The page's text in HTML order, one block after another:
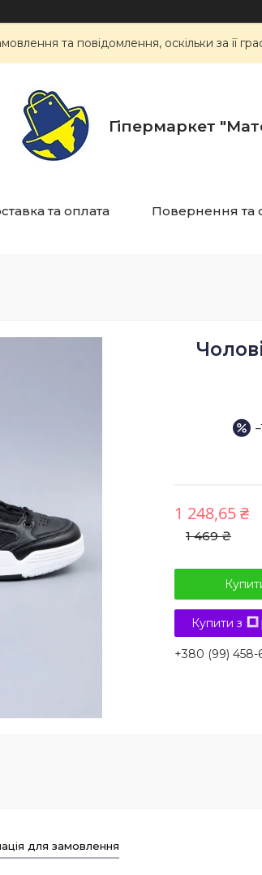
та повідомлення, оскільки за її
Гіпермаркет
та оплата Повернення та
1 469 ₴
1 248,65 ₴
Купити з
+380 (99) 458-
для замовлення